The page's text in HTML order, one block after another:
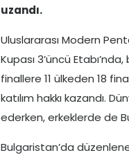
uzandı.
Uluslararası Modern
Kupası 3’üncü
finallere 11 ülkeden 18
katılım hakkı kazandı.
ederken, erkeklerde de
Bulgaristan’da